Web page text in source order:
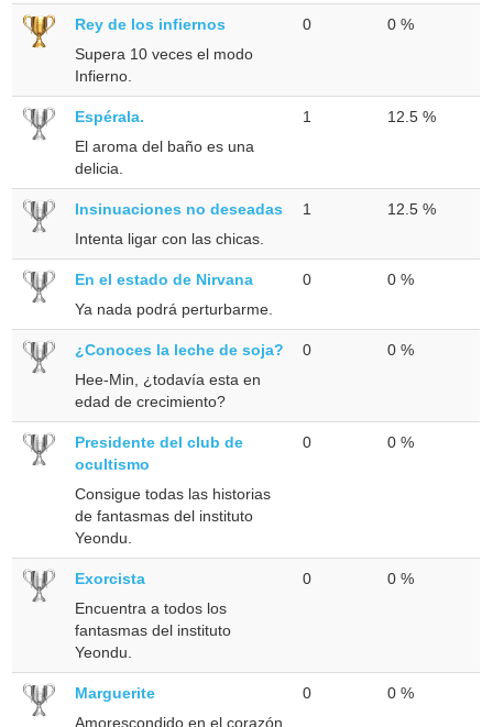
Rey de los infiernos
Supera 10 veces el modo
Infierno.
0 0 %
Espérala.
El aroma del baño es una
delicia.
1 12.5 %
Insinuaciones no deseadas
Intenta ligar con las chicas.
1 12.5 %
En el estado de Nirvana
Ya nada podrá perturbarme.
0 0 %
¿Conoces la leche de soja?
Hee-Min, ¿todavía esta en
edad de crecimiento?
0 0 %
Presidente del club de
ocultismo
Consigue todas las historias
de fantasmas del instituto
Yeondu.
0 0 %
Exorcista
Encuentra a todos los
fantasmas del instituto
Yeondu.
0 0 %
Marguerite
Amorescondido en el corazón
0 0 %